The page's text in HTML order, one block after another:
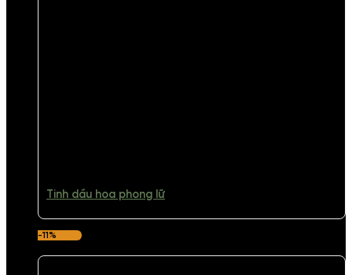
Tinh dầu hoa phong lữ
-11%